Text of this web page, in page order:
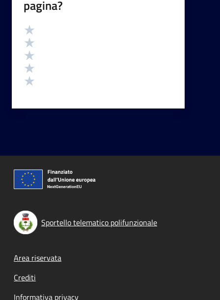
pagina?
Valutazione
Sportello telematico polifunzionale
Footer menu
Area riservata
Crediti
Informativa privacy